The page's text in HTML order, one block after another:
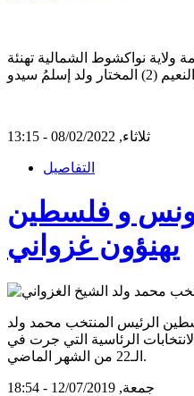
نواكشوط الشمالية تهنئة
ثلاثاء, 08/02/2022 - 13:15
التفاصيل
و فلسطين
يهنؤون غزواني
الرئيس المنتخب محمد ولد
الرئاسية التي جرت في
الـ22 من الشهر الماضي.
جمعة, 12/07/2019 - 18:54